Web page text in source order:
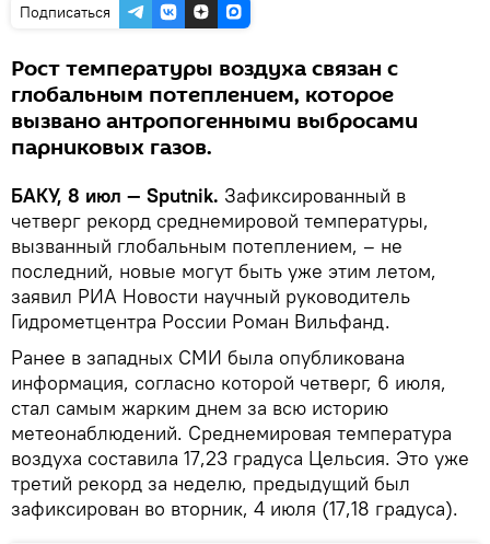
Подписаться
Рост температуры воздуха связан с
глобальным потеплением, которое
вызвано антропогенными выбросами
парниковых газов.
БАКУ, 8 июл — Sputnik. Зафиксированный в
четверг рекорд среднемировой температуры,
вызванный глобальным потеплением, – не
последний, новые могут быть уже этим летом,
заявил РИА Новости научный руководитель
Гидрометцентра России Роман Вильфанд.
Ранее в западных СМИ была опубликована
информация, согласно которой четверг, 6 июля,
стал самым жарким днем за всю историю
метеонаблюдений. Среднемировая температура
воздуха составила 17,23 градуса Цельсия. Это уже
третий рекорд за неделю, предыдущий был
зафиксирован во вторник, 4 июля (17,18 градуса).